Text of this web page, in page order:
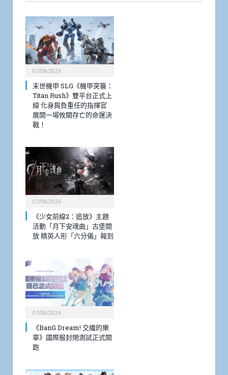
07/08/2026
末世機甲 SLG《機甲突襲：
Titan Rush》雙平台正式上
線 化身肩負重任的指揮官
展開一場攸關存亡的命運決
戰！
07/08/2026
《少女前線2：追放》主題
活動「月下安魂曲」古堡開
放 精英人形「六分儀」報到
07/08/2026
《BanG Dream! 交織的樂
章》國際服封閉測試正式開
跑